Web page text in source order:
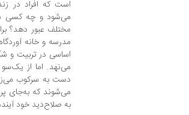
ا‌ست که افراد در
می‌شود و چه کسی
مختلف عبور دهد؟
مدرسه و خانه
اساسی در تربیت و
می‌نهد. اما از یک‌سو
دست به سرکوب
می‌شوند که به‌جای
به صلاح‌دید خود